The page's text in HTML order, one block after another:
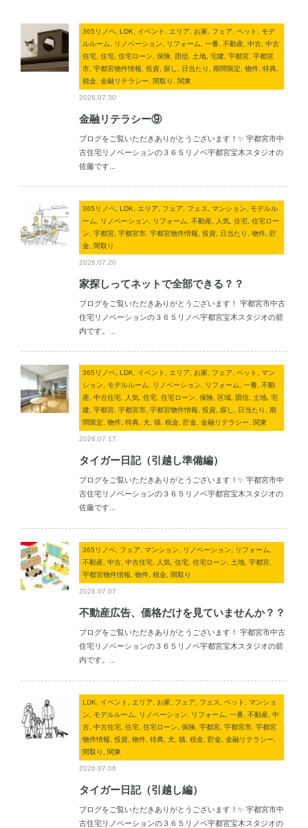
365リノベ, LDK, イベント, エリア, お家, フェア, ペット, モデ
ルルーム, リノベーション, リフォーム, 一番, 不動産, 中古, 中古
住宅, 住宅, 住宅ローン, 保険, 団信, 土地, 宅建, 宇都宮, 宇都宮
市, 宇都宮物件情報, 投資, 探し, 日当たり, 期間限定, 物件, 特典,
税金, 金融リテラシー, 間取り, 関東
2026.07.30
金融リテラシー⑨
ブログをご覧いただきありがとうございます！✨ 宇都宮市中
古住宅リノベーションの３６５リノベ宇都宮宝木スタジオの
佐藤です...
365リノベ, LDK, エリア, フェア, フェス, マンション, モデルル
ーム, リノベーション, リフォーム, 不動産, 人気, 住宅, 住宅ロー
ン, 宇都宮, 宇都宮市, 宇都宮物件情報, 投資, 日当たり, 物件, 貯
金, 間取り
2026.07.20
家探しってネットで全部できる？？
ブログをご覧いただきありがとうございます！ 宇都宮市中古
住宅リノベーションの３６５リノベ宇都宮宝木スタジオの箭
内です。...
365リノベ, LDK, イベント, エリア, お家, フェア, ペット, マン
ション, モデルルーム, リノベーション, リフォーム, 一番, 不動
産, 中古住宅, 人気, 住宅, 住宅ローン, 保険, 区域, 団信, 土地, 宅
建, 宇都宮, 宇都宮市, 宇都宮物件情報, 投資, 探し, 日当たり, 期
間限定, 物件, 特典, 犬, 猫, 税金, 貯金, 金融リテラシー, 関東
2026.07.17
タイガー日記（引越し準備編）
ブログをご覧いただきありがとうございます！✨ 宇都宮市中
古住宅リノベーションの３６５リノベ宇都宮宝木スタジオの
佐藤です...
365リノベ, フェア, マンション, リノベーション, リフォーム,
不動産, 中古, 中古住宅, 人気, 住宅, 住宅ローン, 土地, 宇都宮,
宇都宮物件情報, 物件, 税金, 間取り
2026.07.07
不動産広告、価格だけを見ていませんか？？
ブログをご覧いただきありがとうございます！ 宇都宮市中古
住宅リノベーションの３６５リノベ宇都宮宝木スタジオの箭
内です。...
LDK, イベント, エリア, お家, フェア, フェス, ペット, マンショ
ン, モデルルーム, リノベーション, リフォーム, 一番, 不動産, 中
古, 中古住宅, 住宅, 住宅ローン, 保険, 宇都宮, 宇都宮市, 宇都宮
物件情報, 投資, 物件, 特典, 犬, 猫, 税金, 貯金, 金融リテラシー,
間取り, 関東
2026.07.06
タイガー日記（引越し編）
ブログをご覧いただきありがとうございます！✨ 宇都宮市中
古住宅リノベーションの３６５リノベ宇都宮宝木スタジオの